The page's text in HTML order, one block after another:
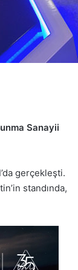
Sanayii
gerçekleşti.
standında,